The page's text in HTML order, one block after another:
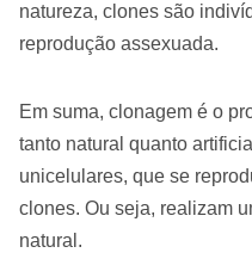
natureza, clones são
reprodução assexuada.
Em suma, clonagem é o
tanto natural quanto
unicelulares, que se
clones. Ou seja, realizam
natural.